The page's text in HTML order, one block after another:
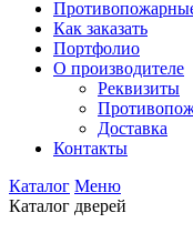
Как заказать
Портфолио
О производителе
Реквизиты
Доставка
Контакты
Каталог Меню
Каталог дверей